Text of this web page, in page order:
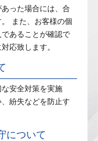
った場合には、合
また、お客様の個
あることが確認で
応致します。
安全対策を実施
紛失などを防止す
について